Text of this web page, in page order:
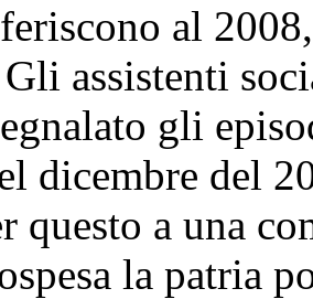
al
assistenti
gli
dicembre del
questo a una
la patria